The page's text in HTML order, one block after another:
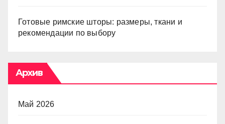
Готовые римские шторы: размеры, ткани и
рекомендации по выбору
Архив
Май 2026